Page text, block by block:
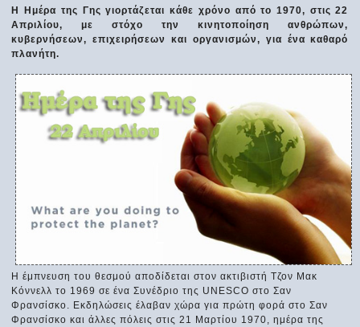
Η Ημέρα της Γης γιορτάζεται κάθε χρόνο από το 1970, στις 22
Απριλίου, με στόχο την κινητοποίηση ανθρώπων,
κυβερνήσεων, επιχειρήσεων και οργανισμών, για ένα καθαρό
πλανήτη.
Η έμπνευση του θεσμού αποδίδεται στον ακτιβιστή Τζον Μακ
Κόννελλ το 1969 σε ένα Συνέδριο της UNESCO στο Σαν
Φρανσίσκο. Εκδηλώσεις έλαβαν χώρα για πρώτη φορά στο Σαν
Φρανσίσκο και άλλες πόλεις στις 21 Μαρτίου 1970, ημέρα της